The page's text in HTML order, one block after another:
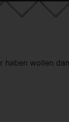
haben wollen